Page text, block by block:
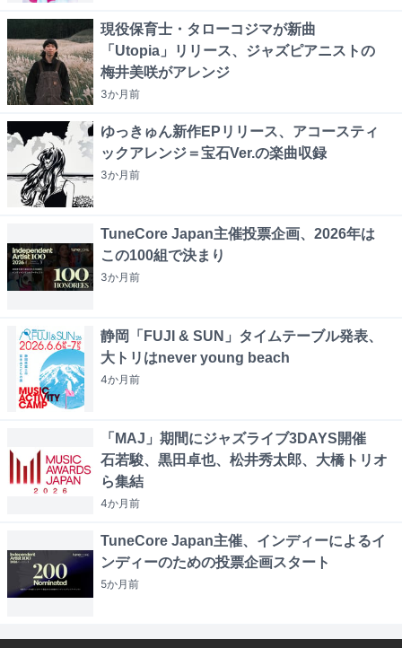
現役保育士・タローコジマが新曲
「Utopia」リリース、ジャズピアニストの
梅井美咲がアレンジ
3か月前
ゆっきゅん新作EPリリース、アコースティ
ックアレンジ＝宝石Ver.の楽曲収録
3か月前
TuneCore Japan主催投票企画、2026年は
この100組で決まり
3か月前
静岡「FUJI & SUN」タイムテーブル発表、
大トリはnever young beach
4か月前
「MAJ」期間にジャズライブ3DAYS開催
石若駿、黒田卓也、松井秀太郎、大橋トリオ
ら集結
4か月前
TuneCore Japan主催、インディーによるイ
ンディーのための投票企画スタート
5か月前